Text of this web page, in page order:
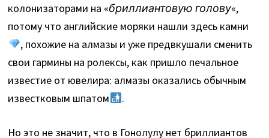
колонизаторами на «бриллиантовую голову«,
потому что английские моряки нашли здесь камни
, похожие на алмазы и уже предвкушали сменить
свои гармины на ролексы, как пришло печальное
известие от ювелира: алмазы оказались обычным
известковым шпатом
.
Но это не значит, что в Гонолулу нет бриллиантов